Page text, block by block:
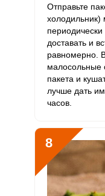
Отправьте
доставать и
равномерно.
малосольные
пакета и
лучше дать
часов.
8